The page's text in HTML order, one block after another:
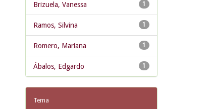
1
Brizuela, Vanessa
1
Ramos, Silvina
1
Romero, Mariana
1
Ábalos, Edgardo
Tema